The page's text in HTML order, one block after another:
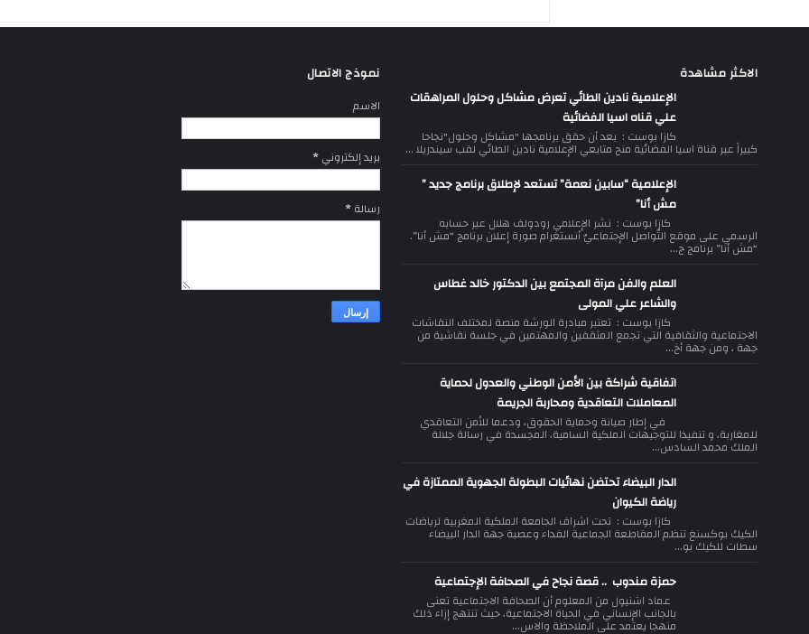
الاكثر مشاهدة
الإعلامية نادين الطائي تعرض مشاكل وحلول المراهقات
علي قناه اسيا الفضائية
كازا بوست : بعد أن حقق برنامجها "مشاكل وحلول"نجاحا
كبيراً عبر قناة اسيا الفضائية منح متابعي الإعلامية نادين الطائي لقب سيندريلا ...
الإعلامية “سابين نعمة” تستعد لإطلاق برنامج جديد ”
مش أنا”
كازا بوست : نشر الإعلامي رودولف هلال عبر حسابه
الرسمي على موقع التّواصل الإجتماعيّ أنستغرام صورة إعلان برنامج “مش أنا”.
“مش أنا” برنامج ج...
العلم والفن مرآة المجتمع بين الدكتور خالد غطاس
والشاعر علي المولى
كازا بوست : تعتبر مبادرة الورشة منصة لمختلف النقاشات
الاجتماعية والثقافية التي تجمع المثقفين والمهتمين في جلسة نقاشية من
جهة ، ومن جهة أخ...
اتفاقية شراكة بين الأمن الوطني والعدول لحماية
المعاملات التعاقدية ومحاربة الجريمة
في إطار صيانة وحماية الحقوق، ودعما للأمن التعاقدي
للمغاربة، و تنفيذا للتوجيهات الملكية السامية، المجسدة في رسالة جلالة
الملك محمد السادس...
الدار البيضاء تحتضن نهائيات البطولة الجهوية الممتازة في
رياضة الكيوان
كازا بوست : تحت اشراف الجامعة الملكية المغربية لرياضات
الكيك بوكسنغ تنظم المقاطعة الجماعية الفداء وعصبة جهة الدار البيضاء
سطات للكيك بو...
حمزة مندوب .. قصة نجاح في الصحافة الإجتماعية
عماد اشنيول من المعلوم أن الصحافة الاجتماعية تعنى
بالجانب الإنساني في الحياة الاجتماعية، حيث تنتهج إزاء ذلك
منهجا يعتمد على الملاحظة والاس...
نموذج الاتصال
الاسم
بريد إلكتروني*
رسالة*